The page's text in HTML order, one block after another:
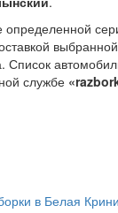
определенной
Список
службе
в Белая